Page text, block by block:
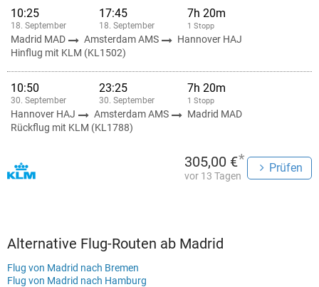
10:25
18. September
17:45
18. September
7h 20m
1 Stopp
Madrid MAD Amsterdam AMS
Hannover HAJ
Hinflug mit KLM (KL1502)
10:50
30. September
23:25
30. September
7h 20m
1 Stopp
Hannover HAJ Amsterdam AMS
Madrid MAD
Rückflug mit KLM (KL1788)
305,00 €*
vor 13 Tagen
Prüfen
Alternative Flug-Routen ab Madrid
Flug von Madrid nach Bremen
Flug von Madrid nach Hamburg